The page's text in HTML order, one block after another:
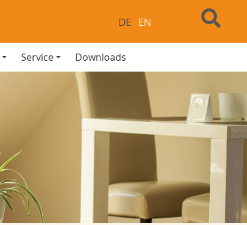
DE EN
Service Downloads